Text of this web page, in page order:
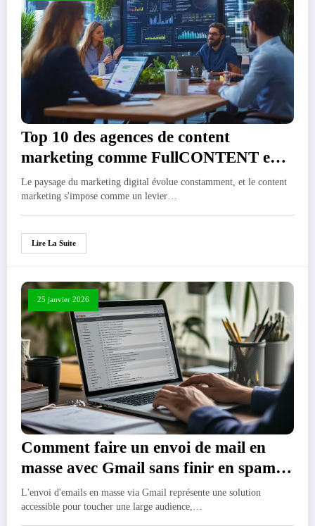
Top 10 des agences de content
marketing comme FullCONTENT en
2026
Le paysage du marketing digital évolue constamment, et le content
marketing s'impose comme un levier…
Lire La Suite
25 janvier 2026
Comment faire un envoi de mail en
masse avec Gmail sans finir en spam :
guide complet
L'envoi d'emails en masse via Gmail représente une solution
accessible pour toucher une large audience,…